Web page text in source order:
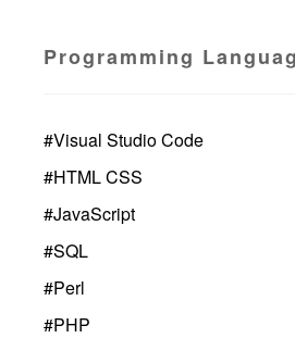
Programming
#Visual Studio Code
#HTML CSS
#JavaScript
#SQL
#Perl
#PHP